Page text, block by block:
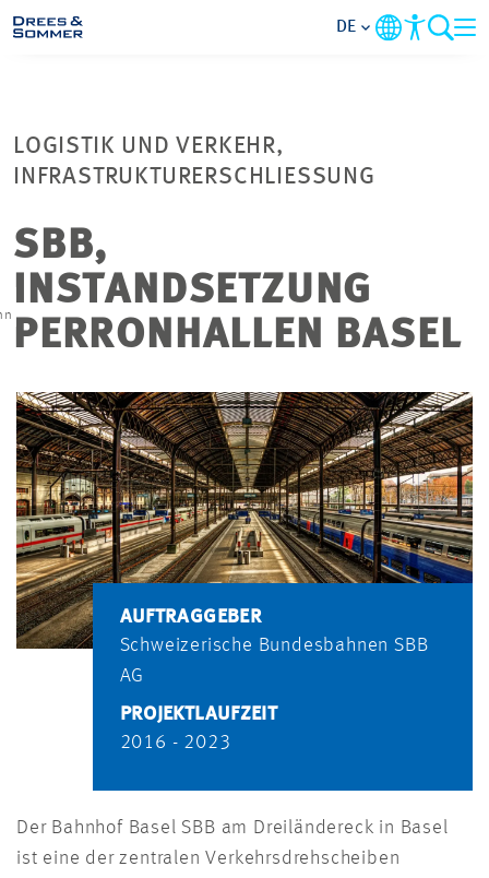
LEISTUNGEN
IM FOKUS
KARRIERE
PROJEKTE
DE
LOGISTIK UND VERKEHR,
INFRASTRUKTURERSCHLIESSUNG
SBB,
INSTANDSETZUNG
PERRONHALLEN BASEL
AUFTRAGGEBER
Schweizerische Bundesbahnen SBB
AG
PROJEKTLAUFZEIT
2016 - 2023
Der Bahnhof Basel SBB am Dreiländereck in Basel
ist eine der zentralen Verkehrsdrehscheiben